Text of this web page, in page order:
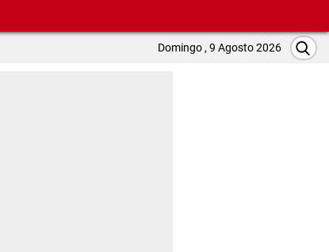
Domingo , 9 Agosto 2026